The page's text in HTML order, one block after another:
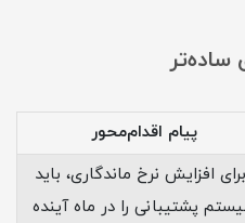
ساده‌تر
پیام اقدام‌محور
افزایش نرخ ماندگاری، باید
پشتیبانی را در ماه آینده